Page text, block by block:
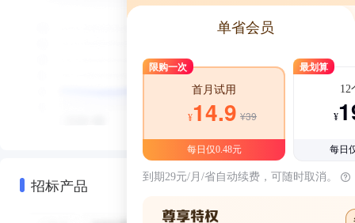
招标产品
单省会员
限购一次
首月试用
¥14.9 ¥39
每日仅0.48元
最划算
12
¥
每日
到期29元/月/省自动续费，可随时取消。